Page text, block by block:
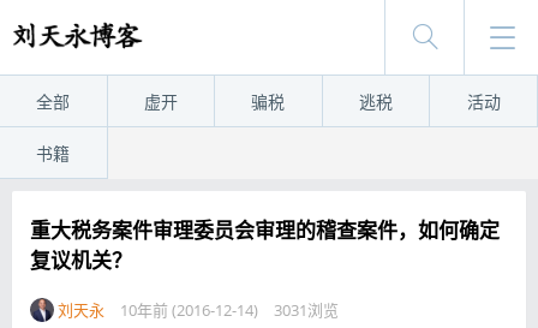
全部 虚开 骗税 逃税 活动
书籍
重大税务案件审理委员会审理的稽查案件，如何确定
复议机关？
刘天永 10年前 (2016-12-14) 3031浏览